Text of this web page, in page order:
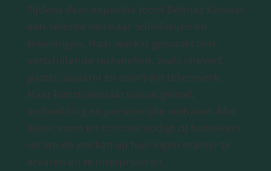
Tijdens deze expositie toont Behnaz Kamaei
een selectie van haar schilderijen en
tekeningen. Haar werk is gemaakt met
verschillende technieken, zoals olieverf,
pastel, aquarel en zwart-wit tekenwerk.
Haar kunst ontstaat vanuit gevoel,
verbeelding en persoonlijke verhalen. Met
kleur, vorm en contrast nodigt zij bezoekers
uit om de werken op hun eigen manier te
ervaren en te interpreteren.